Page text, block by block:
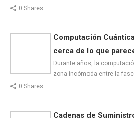
0 Shares
Computación
cerca de lo que
Durante años, la
zona incómoda entre la
0 Shares
Cadenas de